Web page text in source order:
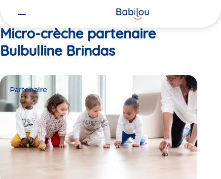
Micro-crèche partenaire
Bulbulline Brindas
Partenaire